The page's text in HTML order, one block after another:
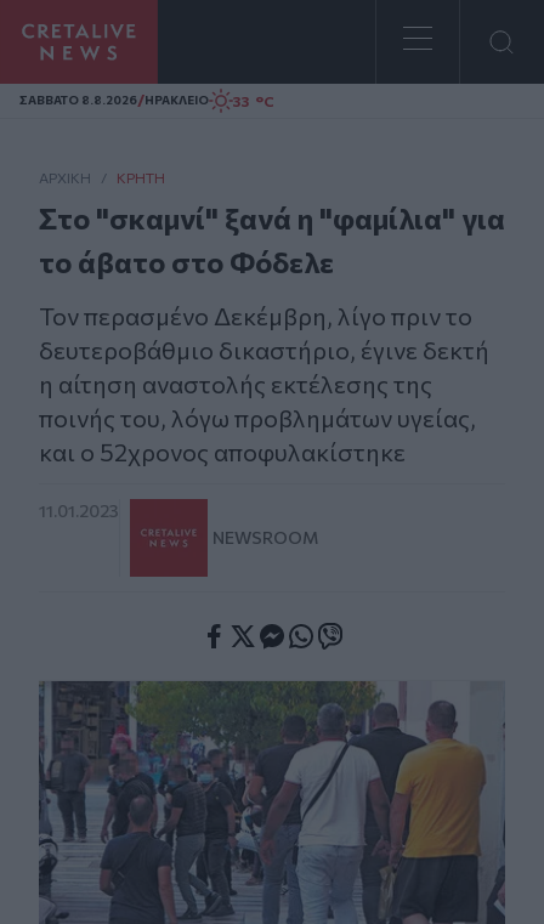
Homepage
ΣAΒΒΑΤΟ 8.8.2026/ΗΡΑΚΛΕΙΟ 33 °C
ΑΡΧΙΚΗ / ΚΡΉΤΗ
Στο "σκαμνί" ξανά η "φαμίλια" για
το άβατο στο Φόδελε
Τον περασμένο Δεκέμβρη, λίγο πριν το
δευτεροβάθμιο δικαστήριο, έγινε δεκτή
η αίτηση αναστολής εκτέλεσης της
ποινής του, λόγω προβλημάτων υγείας,
και ο 52χρονος αποφυλακίστηκε
11.01.2023
NEWSROOM